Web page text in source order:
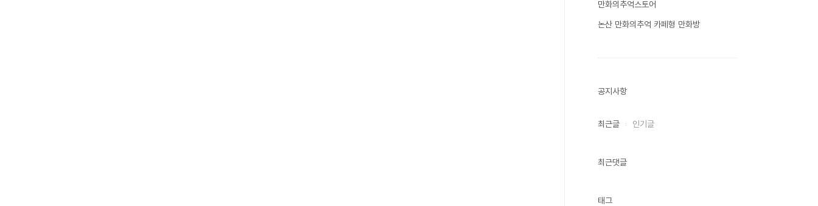
만화의추억스토어
논산 만화의추억 카페형 만화방
공지사항
최근글 인기글
최근댓글
태그